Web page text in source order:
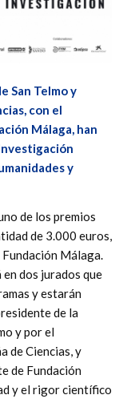
San Telmo y
con el
Málaga, han
y
de los premios
de 3.000 euros,
Málaga.
dos jurados que
y estarán
de la
y por el
de Ciencias, y
de Fundación
y el rigor científico